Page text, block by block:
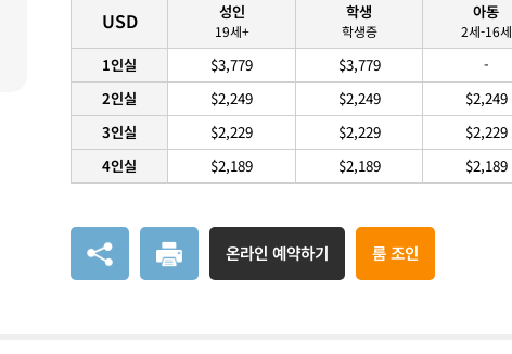
USD
1인실
2인실
3인실
4인실
성인
19세+
$3,779
$2,249
$2,229
$2,189
학생
학생증
$3,779
$2,249
$2,229
$2,189
아동
2세-16세
-
$2,249
$2,229
$2,189
온라인 예약하기 룸 조인